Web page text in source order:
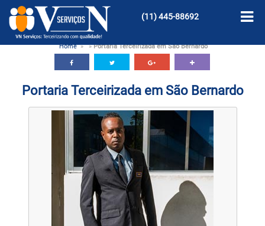
(11)445-88692
Home » »Portaria Terceirizada em São Bernardo
Portaria Terceirizada em São Bernardo